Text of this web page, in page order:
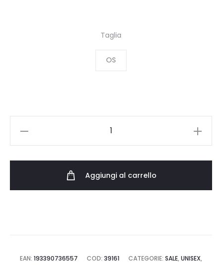
originale
era:
Taglia
OS
Aggiungi al carrello
EAN: 193390736557 COD: 39161 CATEGORIE: SALE, UNISEX,